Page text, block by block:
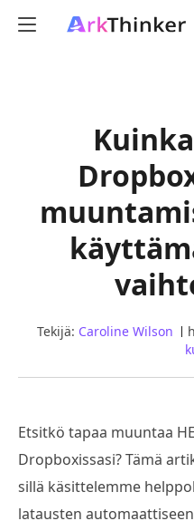
Tekijä: Caroline Wilson
Etsitkö tapaa muuntaa
Dropboxissasi? Tämä
sillä käsittelemme
latausten